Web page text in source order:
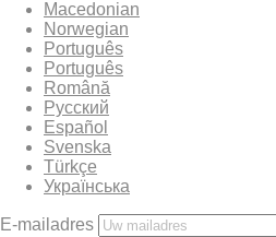
Macedonian
Norwegian
Português
Português
Română
Русский
Español
Svenska
Türkçe
Українська
E-mailadres